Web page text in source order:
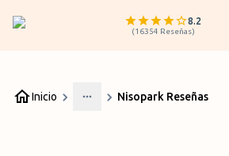
8.2
(16354 Reseñas)
Inicio
More
Nisopark Reseñas